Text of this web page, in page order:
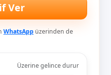
Ver
WhatsApp üzerinden de
Üzerine gelince durur